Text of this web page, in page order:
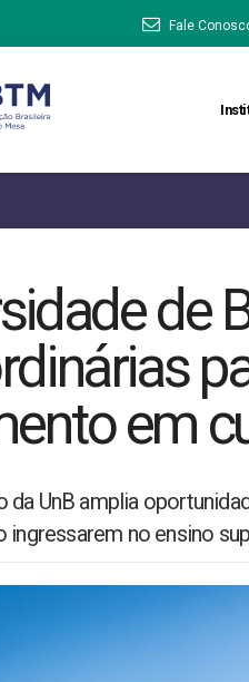
Fale
de
em
da UnB amplia
ingressarem no ensino